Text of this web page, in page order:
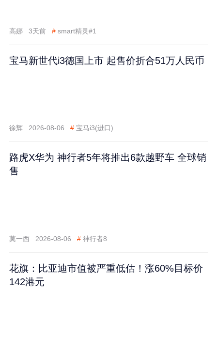
高娜 3天前 # smart精灵#1
宝马新世代i3德国上市 起售价折合51万人民币
徐辉 2026-08-06 # 宝马i3(进口)
路虎X华为 神行者5年将推出6款越野车 全球销
售
莫一西 2026-08-06 # 神行者8
花旗：比亚迪市值被严重低估！涨60%目标价
142港元